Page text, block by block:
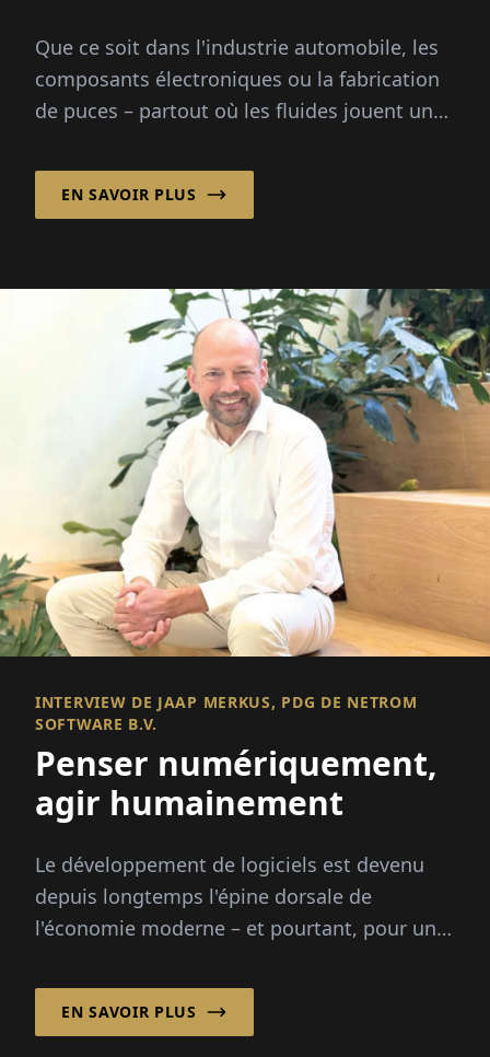
Que ce soit dans l'industrie automobile, les
composants électroniques ou la fabrication
de puces – partout où les fluides jouent un
EN SAVOIR PLUS
INTERVIEW DE JAAP MERKUS, PDG DE NETROM
SOFTWARE B.V.
Penser numériquement,
agir humainement
Le développement de logiciels est devenu
depuis longtemps l'épine dorsale de
l'économie moderne – et pourtant, pour une
faut des humains...
EN SAVOIR PLUS